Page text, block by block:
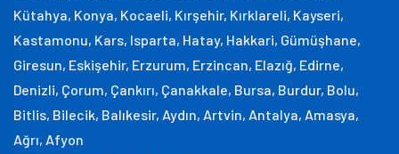
Kütahya, Konya, Kocaeli, Kırşehir, Kırklareli, Kayseri,
Kastamonu, Kars, Isparta, Hatay, Hakkari, Gümüşhane,
Giresun, Eskişehir, Erzurum, Erzincan, Elazığ, Edirne,
Denizli, Çorum, Çankırı, Çanakkale, Bursa, Burdur, Bolu,
Bitlis, Bilecik, Balıkesir, Aydın, Artvin, Antalya, Amasya,
Ağrı, Afyon